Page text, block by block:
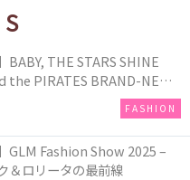
BABY, THE STARS SHINE
the PIRATES BRAND-NEW
FASHION
GLM Fashion Show 2025 –
＆ロリータの最前線